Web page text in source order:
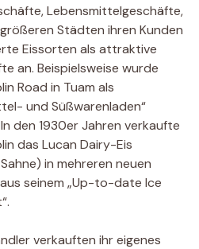
Lebensmittelgeschäfte,
Städten ihren Kunden
Eissorten als attraktive
an. Beispielsweise wurde
Road in Tuam als
und Süßwarenladen“
In den 1930er Jahren verkaufte
das Lucan Dairy-Eis
in mehreren neuen
seinem „Up-to-date Ice
verkauften ihr eigenes